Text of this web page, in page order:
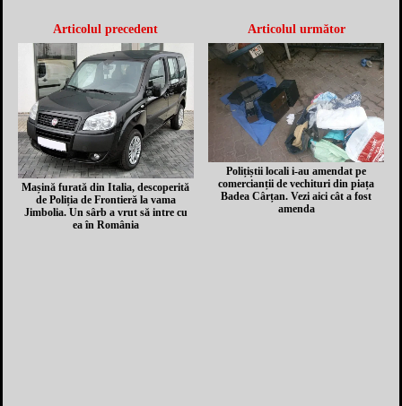
Articolul precedent
Mașină furată din Italia, descoperită
de Poliția de Frontieră la vama
Jimbolia. Un sârb a vrut să intre cu
ea în România
Articolul următor
Polițiștii locali i-au amendat pe
comercianții de vechituri din piața
Badea Cârțan. Vezi aici cât a fost
amenda